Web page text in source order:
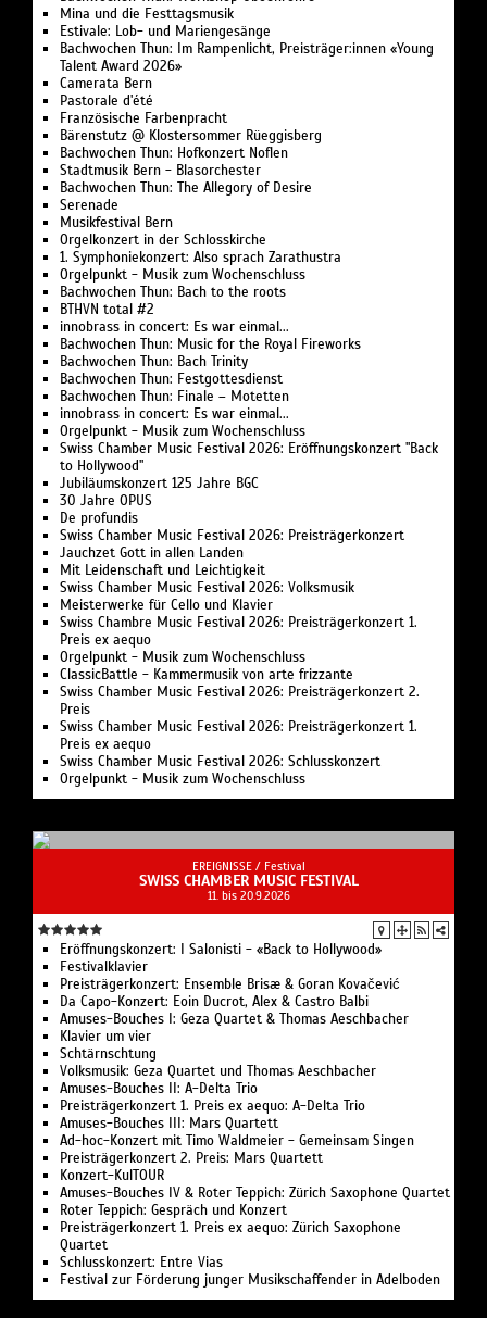
Mina und die Festtagsmusik
Estivale: Lob- und Mariengesänge
Bachwochen Thun: Im Rampenlicht, Preisträger:innen «Young
Talent Award 2026»
Camerata Bern
Pastorale d'été
Französische Farbenpracht
Bärenstutz @ Klostersommer Rüeggisberg
Bachwochen Thun: Hofkonzert Noflen
Stadtmusik Bern - Blasorchester
Bachwochen Thun: The Allegory of Desire
Serenade
Musikfestival Bern
Orgelkonzert in der Schlosskirche
1. Symphoniekonzert: Also sprach Zarathustra
Orgelpunkt - Musik zum Wochenschluss
Bachwochen Thun: Bach to the roots
BTHVN total #2
innobrass in concert: Es war einmal...
Bachwochen Thun: Music for the Royal Fireworks
Bachwochen Thun: Bach Trinity
Bachwochen Thun: Festgottesdienst
Bachwochen Thun: Finale – Motetten
innobrass in concert: Es war einmal...
Orgelpunkt - Musik zum Wochenschluss
Swiss Chamber Music Festival 2026: Eröffnungskonzert "Back
to Hollywood"
Jubiläumskonzert 125 Jahre BGC
30 Jahre OPUS
De profundis
Swiss Chamber Music Festival 2026: Preisträgerkonzert
Jauchzet Gott in allen Landen
Mit Leidenschaft und Leichtigkeit
Swiss Chamber Music Festival 2026: Volksmusik
Meisterwerke für Cello und Klavier
Swiss Chambre Music Festival 2026: Preisträgerkonzert 1.
Preis ex aequo
Orgelpunkt - Musik zum Wochenschluss
ClassicBattle - Kammermusik von arte frizzante
Swiss Chamber Music Festival 2026: Preisträgerkonzert 2.
Preis
Swiss Chamber Music Festival 2026: Preisträgerkonzert 1.
Preis ex aequo
Swiss Chamber Music Festival 2026: Schlusskonzert
Orgelpunkt - Musik zum Wochenschluss
EREIGNISSE / Festival
SWISS CHAMBER MUSIC FESTIVAL
11. bis 20.9.2026
Eröffnungskonzert: I Salonisti - «Back to Hollywood»
Festivalklavier
Preisträgerkonzert: Ensemble Brisæ & Goran Kovačević
Da Capo-Konzert: Eoin Ducrot, Alex & Castro Balbi
Amuses-Bouches I: Geza Quartet & Thomas Aeschbacher
Klavier um vier
Schtärnschtung
Volksmusik: Geza Quartet und Thomas Aeschbacher
Amuses-Bouches II: A-Delta Trio
Preisträgerkonzert 1. Preis ex aequo: A-Delta Trio
Amuses-Bouches III: Mars Quartett
Ad-hoc-Konzert mit Timo Waldmeier - Gemeinsam Singen
Preisträgerkonzert 2. Preis: Mars Quartett
Konzert-KulTOUR
Amuses-Bouches IV & Roter Teppich: Zürich Saxophone Quartet
Roter Teppich: Gespräch und Konzert
Preisträgerkonzert 1. Preis ex aequo: Zürich Saxophone
Quartet
Schlusskonzert: Entre Vias
Festival zur Förderung junger Musikschaffender in Adelboden